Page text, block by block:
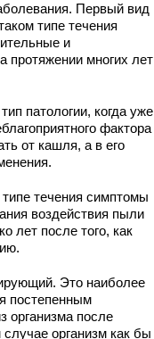
Первый вид
типе течения
и
протяжении многих лет
патологии, когда уже
фактора
от кашля, а в его
течения симптомы
воздействия пыли
лет после того, как
Это наиболее
постепенным
организма после
случае организм как бы